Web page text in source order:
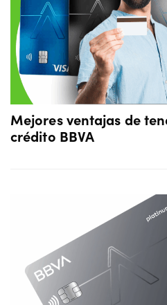
Mejores ventajas de
crédito BBVA